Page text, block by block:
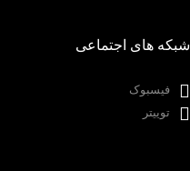
شبکه های اجتماعی
فیسبوک
توییتر